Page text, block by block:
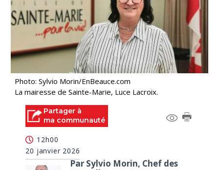
Photo: Sylvio Morin/EnBeauce.com
La mairesse de Sainte-Marie, Luce Lacroix.
Partager à
ma communauté
12h00
20 janvier 2026
Par Sylvio Morin, Chef des